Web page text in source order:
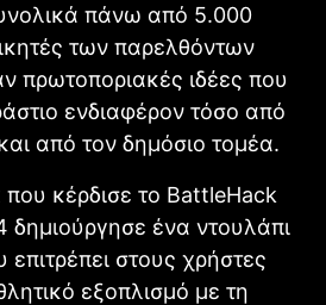
πάνω από 5.000
των παρελθόντων
πρωτοποριακές ιδέες που
ενδιαφέρον τόσο από
από τον δημόσιο τομέα.
που κέρδισε το BattleHack
δημιούργησε ένα ντουλάπι
στους χρήστες
εξοπλισμό με τη